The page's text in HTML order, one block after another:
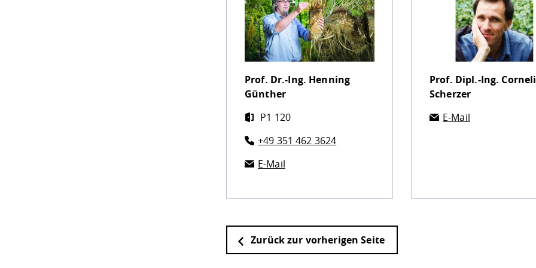
Prof. Dr.-Ing. Henning
Günther
P1 120
+49 351 462 3624
E-Mail
Prof. Dipl.-Ing.
Scherzer
E-Mail
Zurück zur vorherigen Seite